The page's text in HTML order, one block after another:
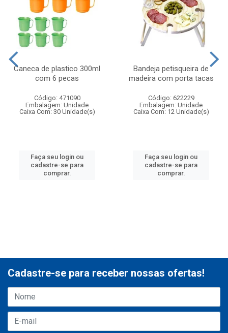
Caneca de plastico 300ml
com 6 pecas
Código: 471090
Embalagem: Unidade
Caixa Com: 30 Unidade(s)
Faça seu login ou
cadastre-se para
comprar.
Bandeja petisqueira de
madeira com porta tacas
Código: 622229
Embalagem: Unidade
Caixa Com: 12 Unidade(s)
Faça seu login ou
cadastre-se para
comprar.
Cadastre-se para receber nossas ofertas!